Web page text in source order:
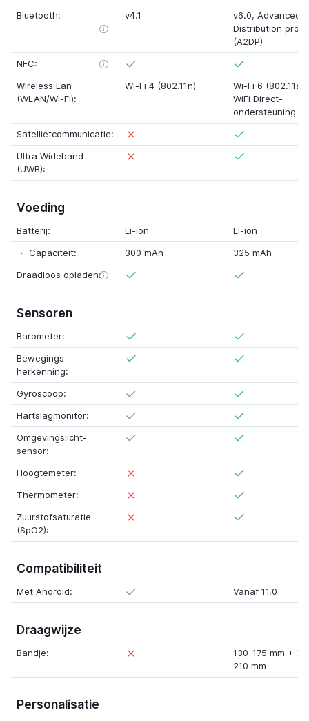
Bluetooth: v4.1 v6.0, Advanced
Distribution
(A2DP)
NFC:
Wireless Lan
(WLAN/Wi-Fi):
Wi-Fi 4 (802.11n)
Wi-Fi 6 (802.11ax)
WiFi Direct-
ondersteuning
Satellietcommunicatie:
Ultra Wideband
(UWB):
Voeding
Batterij: Li-ion
Li-ion
Capaciteit:
300 mAh
325 mAh
Draadloos opladen:
Sensoren
Barometer:
Bewegings-
herkenning:
Gyroscoop:
Hartslagmonitor:
Omgevingslicht-
sensor:
Hoogtemeter:
Thermometer:
Zuurstofsaturatie
(SpO2):
Compatibiliteit
Met Android: Vanaf 11.0
Draagwijze
Bandje: 130-175 mm +
210 mm
Personalisatie